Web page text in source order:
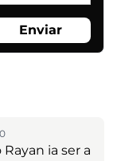
Enviar
ia ser a